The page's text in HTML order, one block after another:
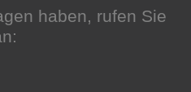
haben, rufen Sie